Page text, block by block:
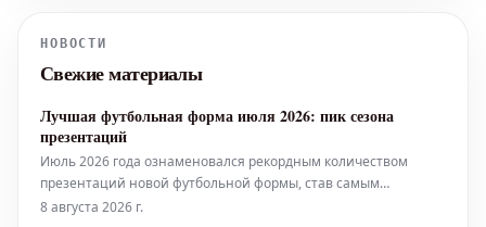
НОВОСТИ
Свежие материалы
Лучшая футбольная форма июля 2026: пик сезона
презентаций
Июль 2026 года ознаменовался рекордным количеством
презентаций новой футбольной формы, став самым
активным месяцем в этом сезоне. Теперь настало время
8 августа 2026 г.